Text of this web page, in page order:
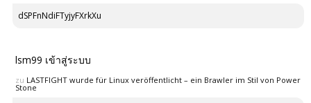
dSPFnNdiFTyjyFXrkXu
lsm99 เข้าสู่ระบบ
zu LASTFIGHT wurde für Linux veröffentlicht – ein Brawler im Stil von Power
Stone